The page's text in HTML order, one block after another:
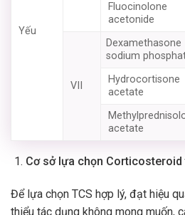
Yếu
Fluocinolone
acetonide
VII
Dexamethasone
sodium
Hydrocortisone
acetate
acetate
Cơ sở lựa chọn Corticosteroid
Để lựa chọn TCS hợp lý, đạt hiệu
thiểu tác dụng không mong muốn,